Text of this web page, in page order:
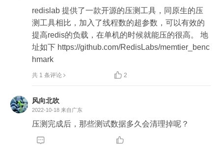
4、提升 Redis 性能的几点优化：
- 控制客户端并发数
- value 小于 10KB
- 隔离部署
- 不部署在虚拟机
- CPU 绑定网卡队列
- Redis 内存碎片
redislab 提供了一款开源的压测工具，同原生的压
测工具相比，加入了线程数的超参数，可以有效的
提高redis的负载，在单机的时候就能压的很高。 地
址如下 https://github.com/RedisLabs/memtier_benc
hmark
共 1 条评论  2
风向北吹
2022-10-18 来自广东
压测完成后，那些测试数据多久会清理掉呢？
 